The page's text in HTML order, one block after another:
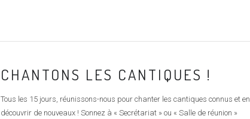
CHANTONS LES CANTIQUES !
Tous les 15 jours, réunissons-nous pour chanter les cantiques connus et en
découvrir de nouveaux ! Sonnez à « Secrétariat » ou « Salle de réunion »